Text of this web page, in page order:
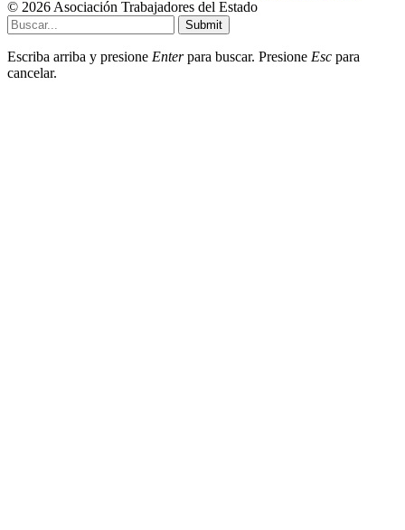
© 2026 Asociación Trabajadores del Estado
Submit
Escriba arriba y presione Enterpara buscar. Presione Esc para
cancelar.